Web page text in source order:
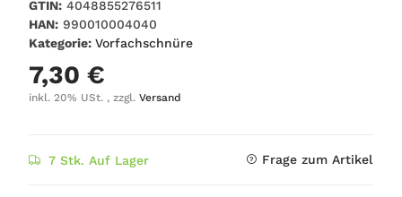
GTIN: 4048855276511
HAN: 990010004040
Kategorie: Vorfachschnüre
7,30 €
inkl. 20% USt. , zzgl. Versand
7 Stk. Auf Lager Frage zum Artikel